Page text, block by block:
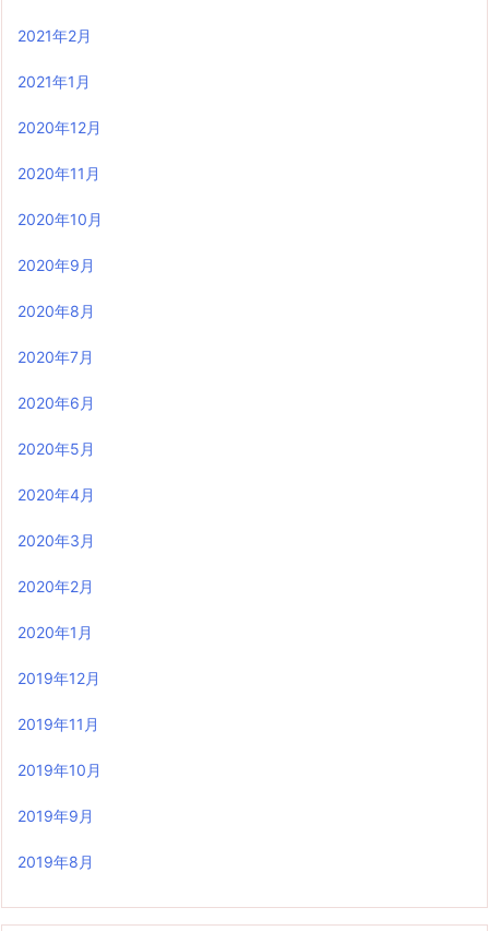
2021年2月
2021年1月
2020年12月
2020年11月
2020年10月
2020年9月
2020年8月
2020年7月
2020年6月
2020年5月
2020年4月
2020年3月
2020年2月
2020年1月
2019年12月
2019年11月
2019年10月
2019年9月
2019年8月